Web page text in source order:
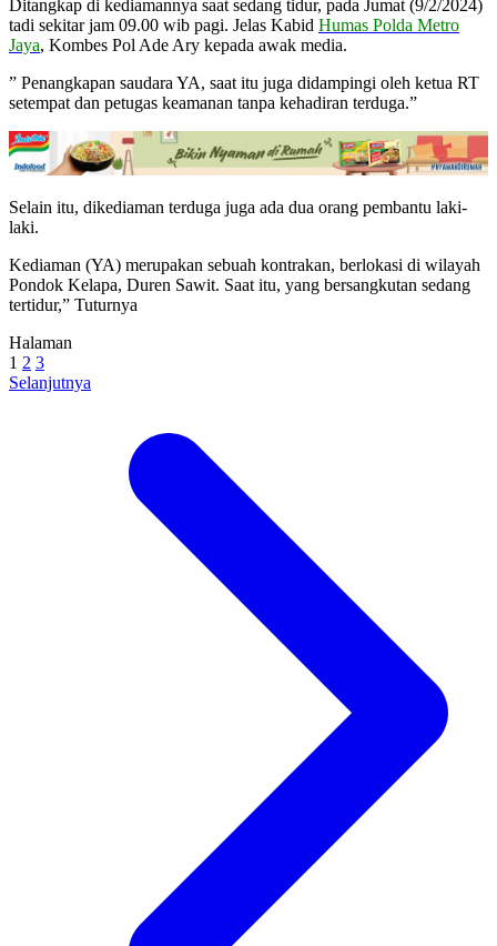
Ditangkap di kediamannya saat sedang tidur, pada Jumat (9/2/2024)
tadi sekitar jam 09.00 wib pagi. Jelas Kabid Humas Polda Metro
Jaya, Kombes Pol Ade Ary kepada awak media.
” Penangkapan saudara YA, saat itu juga didampingi oleh ketua RT
setempat dan petugas keamanan tanpa kehadiran terduga.”
Selain itu, dikediaman terduga juga ada dua orang pembantu laki-
laki.
Kediaman (YA) merupakan sebuah kontrakan, berlokasi di wilayah
Pondok Kelapa, Duren Sawit. Saat itu, yang bersangkutan sedang
tertidur,” Tuturnya
Halaman
1 2 3
Selanjutnya